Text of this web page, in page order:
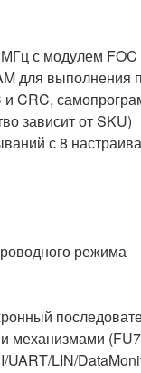
с модулем
для выполнения
CRC,
зависит от SKU)
с 8
режима
механизмами
UART/LIN/